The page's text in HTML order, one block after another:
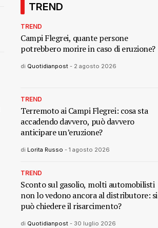
TREND
TREND
Campi Flegrei, quante persone
potrebbero morire in caso di eruzione?
di Quotidianpost - 2 agosto 2026
TREND
Terremoto ai Campi Flegrei: cosa sta
accadendo davvero, può davvero
anticipare un’eruzione?
di Lorita Russo - 1 agosto 2026
TREND
Sconto sul gasolio, molti automobilisti
non lo vedono ancora al distributore: si
può chiedere il risarcimento?
di Quotidianpost - 30 luglio 2026